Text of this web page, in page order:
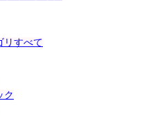
リすべて
ク